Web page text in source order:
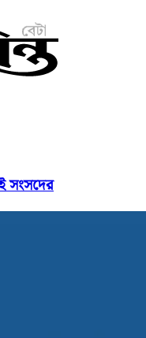
সংসদের